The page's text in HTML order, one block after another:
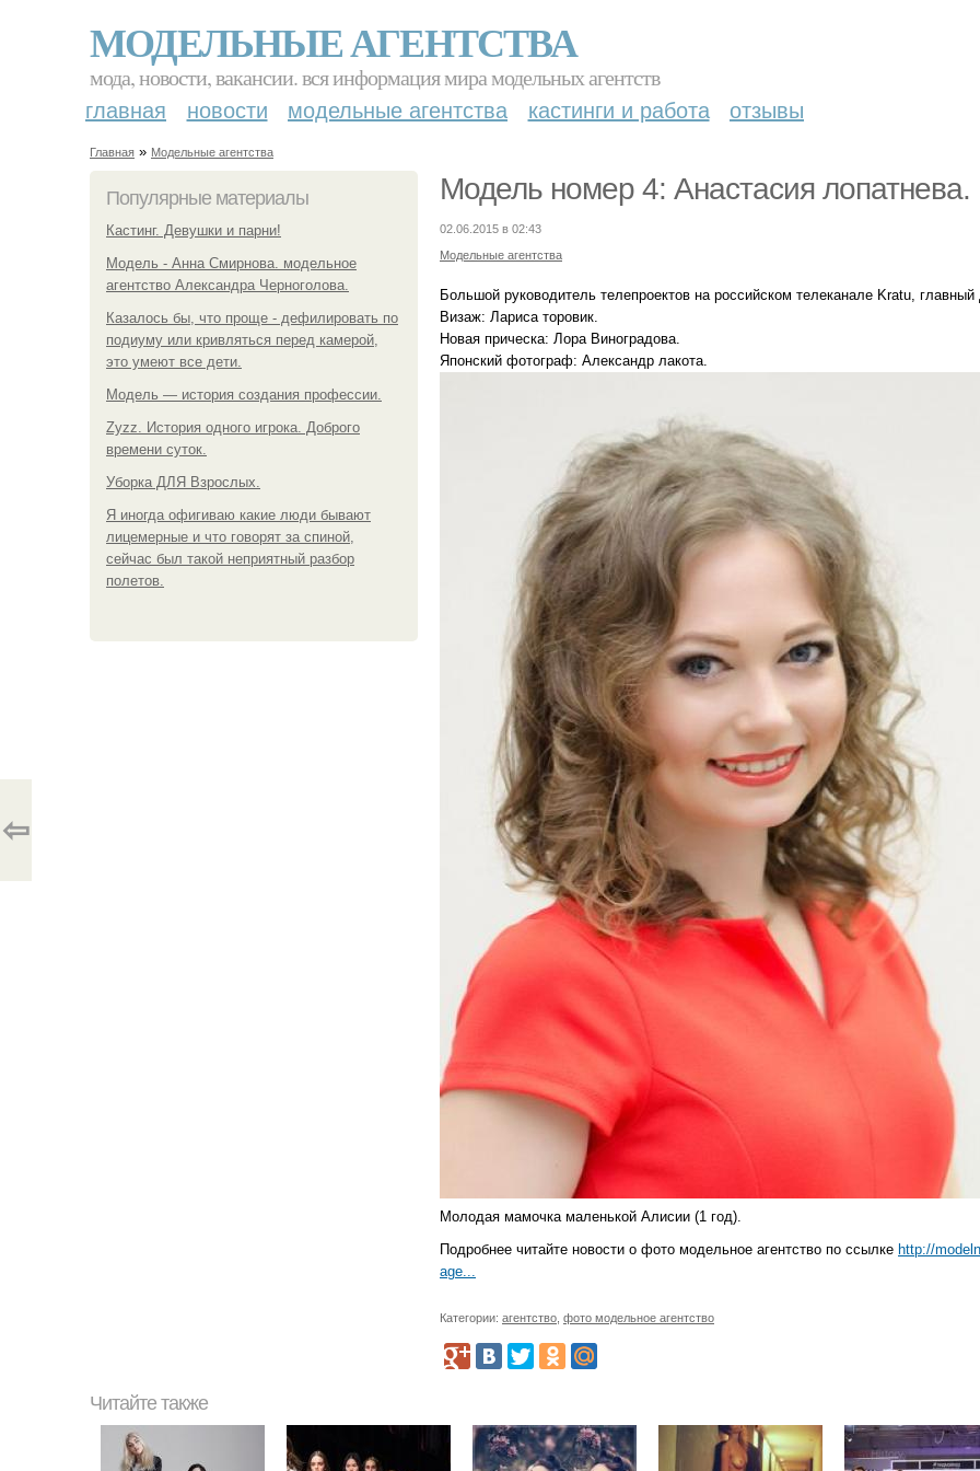
МОДЕЛЬНЫЕ АГЕНТСТВА
мода, новости, вакансии. вся информация мира модельных агентств
главная новости модельные агентства кастинги и работа отзывы
Главная » Модельные агентства
Популярные материалы
Кастинг. Девушки и парни!
Модель - Анна Смирнова. модельное
агентство Александра Черноголова.
Казалось бы, что проще - дефилировать по
подиуму или кривляться перед камерой,
это умеют все дети.
Модель — история создания профессии.
Zyzz. История одного игрока. Доброго
времени суток.
Уборка ДЛЯ Взрослых.
Я иногда офигиваю какие люди бывают
лицемерные и что говорят за спиной,
сейчас был такой неприятный разбор
полетов.
Модель номер 4: Анастасия лопатнева.
02.06.2015 в 02:43
Модельные агентства
Большой руководитель телепроектов на российском телеканале Kratu,
Визаж: Лариса торовик.
Новая прическа: Лора Виноградова.
Японский фотограф: Александр лакота.
Молодая мамочка маленькой Алисии (1 год).
Подробнее читайте новости о фото модельное агентство по ссылке http://
age...
Категории: агентство фото модельное агентство
⇦
Читайте также